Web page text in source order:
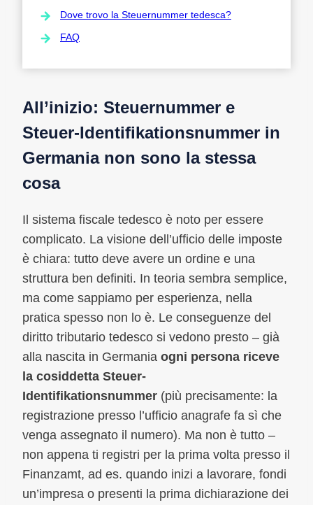
Dove trovo la Steuernummer tedesca?
FAQ
All’inizio: Steuernummer e
Steuer-Identifikationsnummer in
Germania non sono la stessa
cosa
Il sistema fiscale tedesco è noto per essere
complicato. La visione dell’ufficio delle imposte
è chiara: tutto deve avere un ordine e una
struttura ben definiti. In teoria sembra semplice,
ma come sappiamo per esperienza, nella
pratica spesso non lo è. Le conseguenze del
diritto tributario tedesco si vedono presto – già
alla nascita in Germania ogni persona riceve
la cosiddetta Steuer-
Identifikationsnummer (più precisamente: la
registrazione presso l’ufficio anagrafe fa sì che
venga assegnato il numero). Ma non è tutto –
non appena ti registri per la prima volta presso il
Finanzamt, ad es. quando inizi a lavorare, fondi
un’impresa o presenti la prima dichiarazione dei